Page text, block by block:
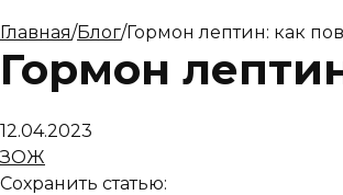
Главная/Блог/Гормон лептин: как
Гормон
12.04.2023
ЗОЖ
Сохранить статью: